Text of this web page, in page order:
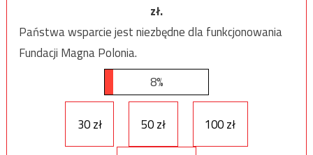
zł.
Państwa wsparcie jest niezbędne dla funkcjonowania
Fundacji Magna Polonia.
8%
30 zł 50 zł 100 zł